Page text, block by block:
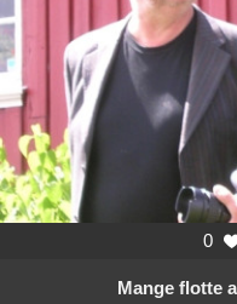
0
Mange flotte